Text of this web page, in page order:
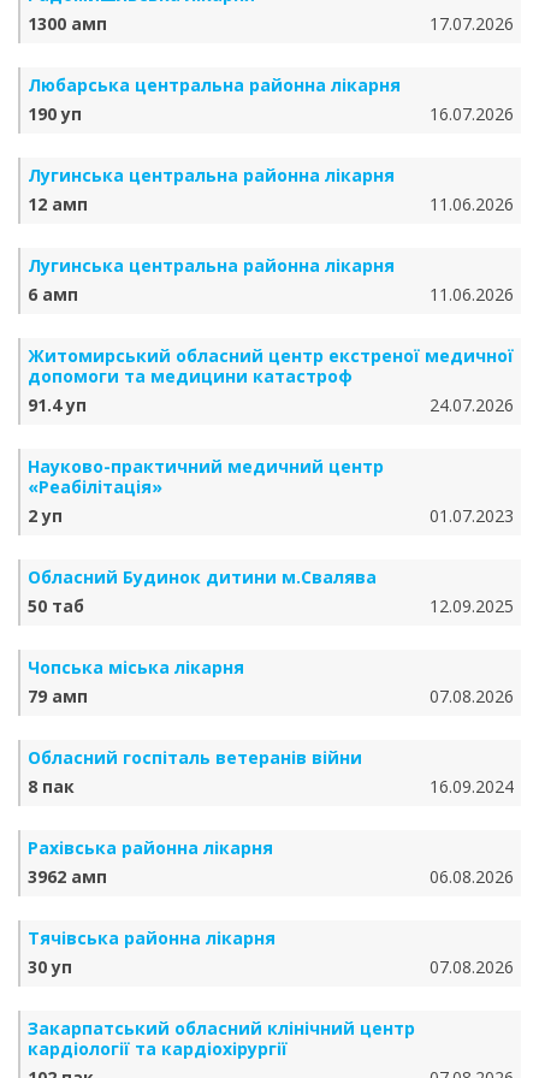
1300 амп
17.07.2026
Любарська центральна районна лікарня
190 уп
16.07.2026
Лугинська центральна районна лікарня
12 амп
11.06.2026
Лугинська центральна районна лікарня
6 амп
11.06.2026
Житомирський обласний центр екстреної медичної
допомоги та медицини катастроф
91.4 уп
24.07.2026
Науково-практичний медичний центр
«Реабілітація»
2 уп
01.07.2023
Обласний Будинок дитини м.Свалява
50 таб
12.09.2025
Чопська міська лікарня
79 амп
07.08.2026
Обласний госпіталь ветеранів війни
8 пак
16.09.2024
Рахівська районна лікарня
3962 амп
06.08.2026
Тячівська районна лікарня
30 уп
07.08.2026
Закарпатський обласний клінічний центр
кардіології та кардіохірургії